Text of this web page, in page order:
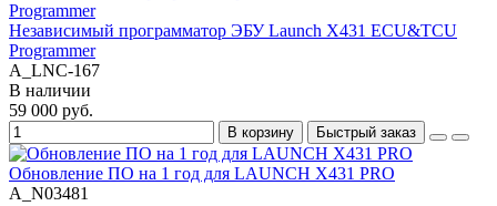
Независимый программатор ЭБУ Launch X431 ECU&TCU
Programmer
A_LNC-167
В наличии
59 000 руб.
В корзину Быстрый заказ
Обновление ПО на 1 год для LAUNCH X431 PRO
A_N03481